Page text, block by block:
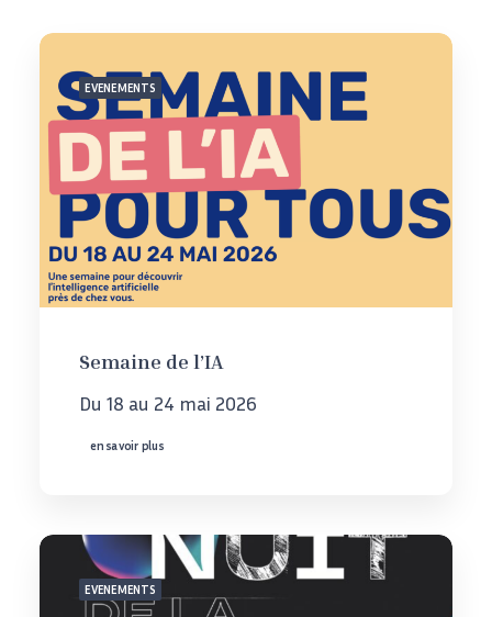
EVENEMENTS
Semaine de l’IA
Du 18 au 24 mai 2026
en savoir plus
EVENEMENTS